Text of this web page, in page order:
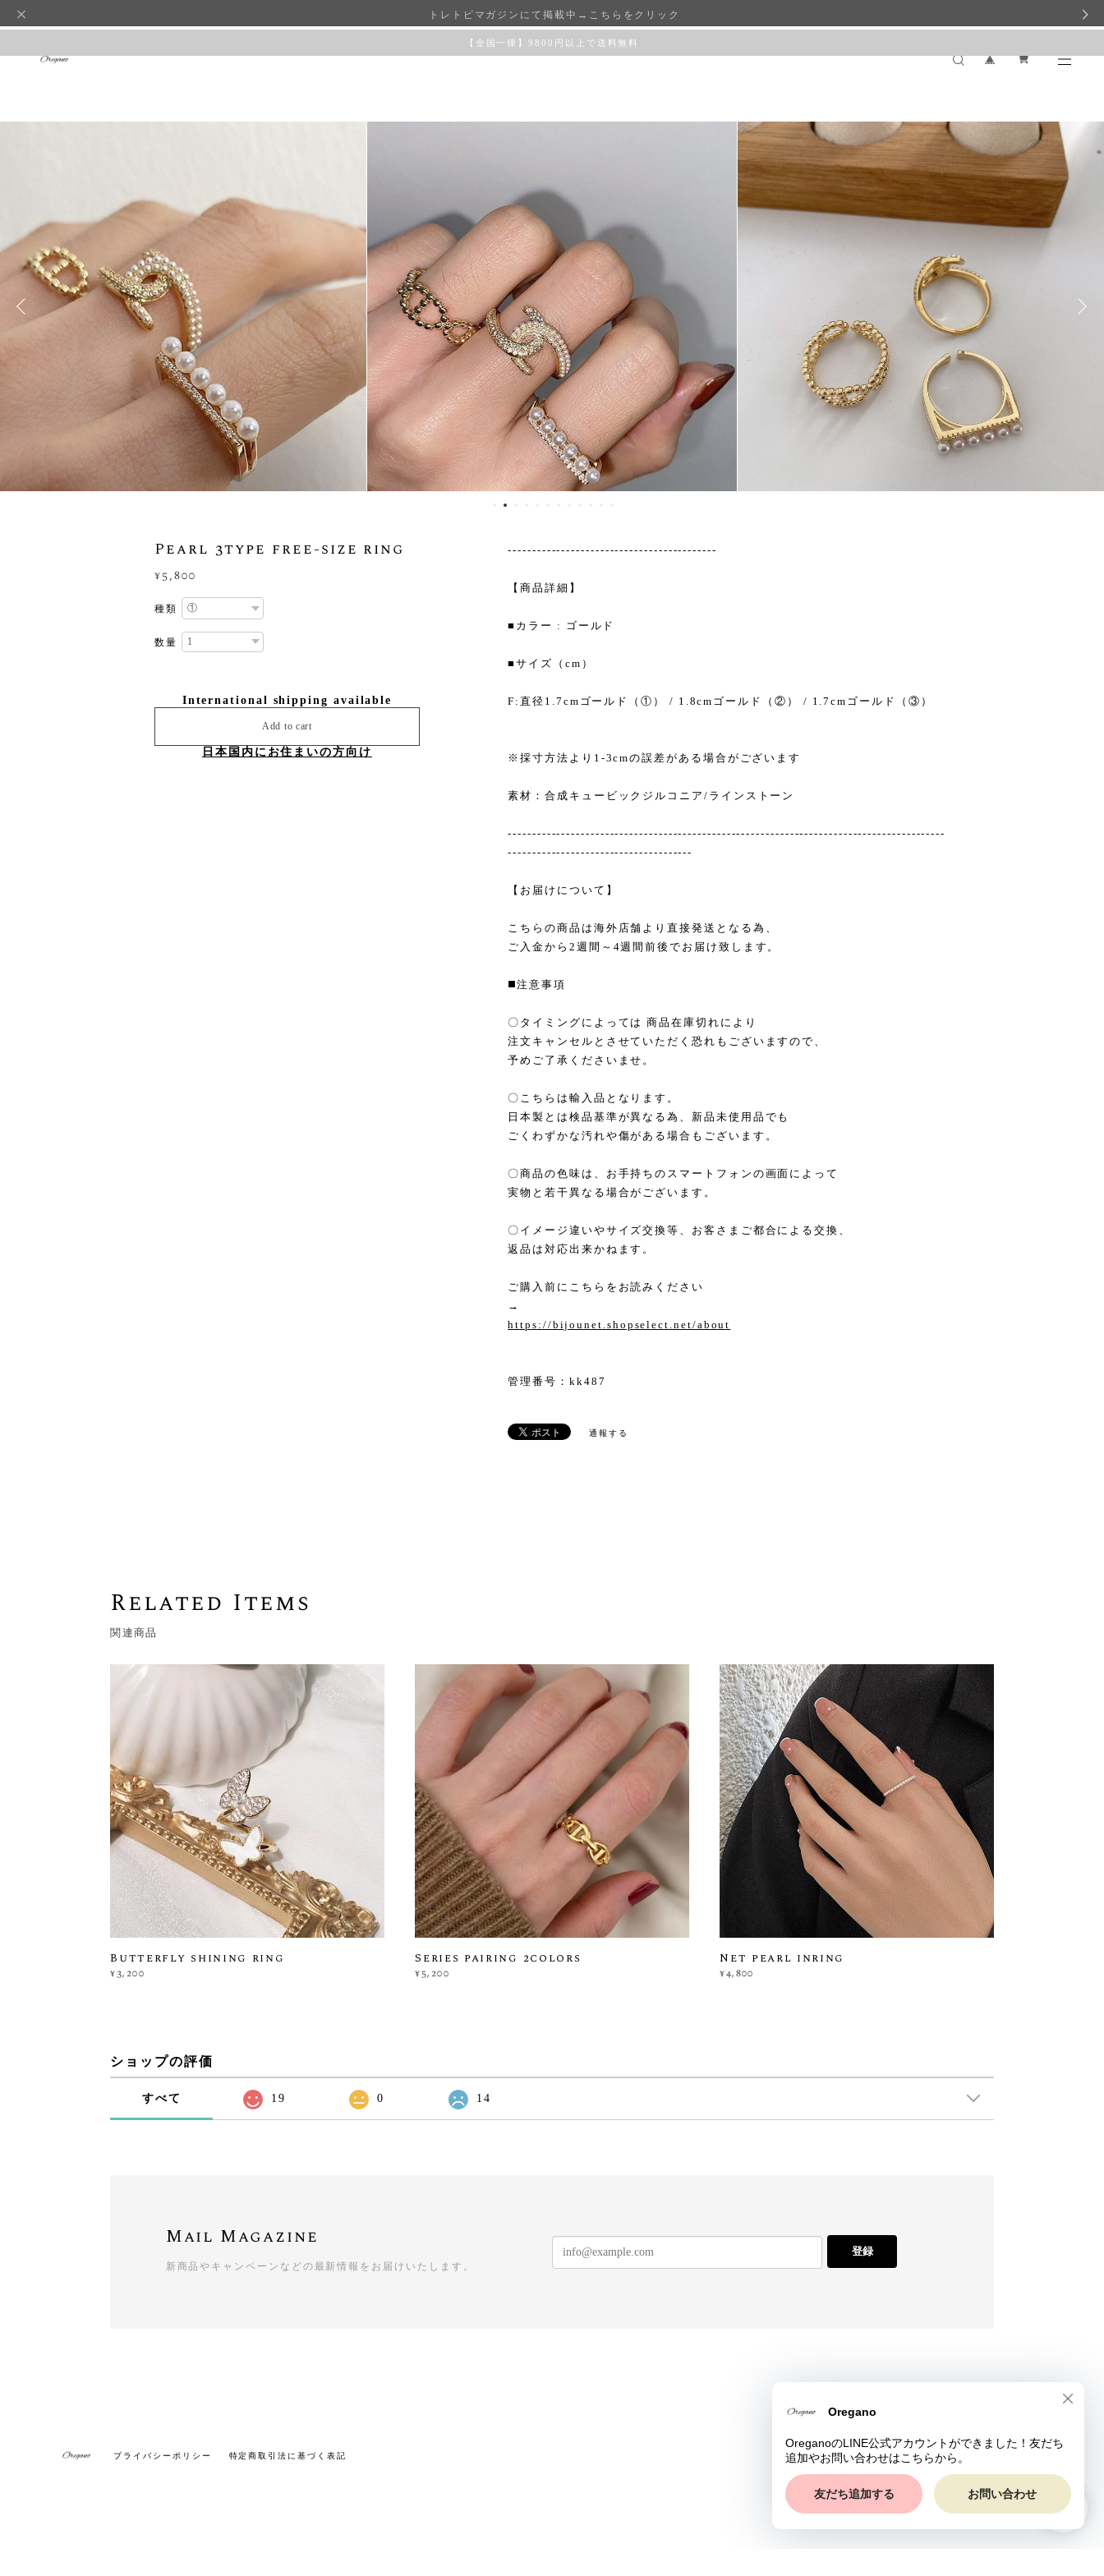
トレトピマガジンにて掲載中→こちらをクリック
【全国一律】9800円以上で送料無料
Pearl 3type free-size ring
¥5,800
種類
数量
International shipping available
Add to cart
日本国内にお住まいの方向け
-------------------------------------------
【商品詳細】
■カラー : ゴールド
■サイズ（cm）
F:直径1.7cmゴールド（①） / 1.8cmゴールド（②） / 1.7cmゴールド（③）
※採寸方法より1-3cmの誤差がある場合がございます
素材：合成キュービックジルコニア/ラインストーン
------------------------------------------------------------------------------------------
--------------------------------------
【お届けについて】
こちらの商品は海外店舗より直接発送となる為、
ご入金から2週間～4週間前後でお届け致します。
◼️注意事項
〇タイミングによっては 商品在庫切れにより
注文キャンセルとさせていただく恐れもございますので、
予めご了承くださいませ。
〇こちらは輸入品となります。
日本製とは検品基準が異なる為、新品未使用品でも
ごくわずかな汚れや傷がある場合もございます。
〇商品の色味は、お手持ちのスマートフォンの画面によって
実物と若干異なる場合がございます。
〇イメージ違いやサイズ交換等、お客さまご都合による交換、
返品は対応出来かねます。
ご購入前にこちらをお読みください
→
https://bijounet.shopselect.net/about
管理番号：kk487
通報する
Related Items
関連商品
Butterfly shining ring
¥3,200
Series pairing 2colors
¥5,200
Net pearl inring
¥4,800
ショップの評価
すべて 19 0 14
Mail Magazine
新商品やキャンペーンなどの最新情報をお届けいたします。
登録
プライバシーポリシー 特定商取引法に基づく表記
© Oregano All rights reserved.